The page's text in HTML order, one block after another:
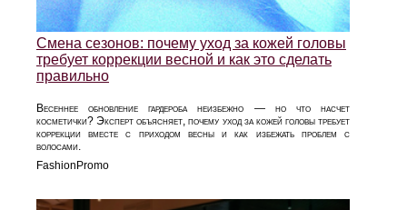
Смена сезонов: почему уход за кожей головы
требует коррекции весной и как это сделать
правильно
Весеннее обновление гардероба неизбежно — но что насчет
косметички? Эксперт объясняет, почему уход за кожей головы требует
коррекции вместе с приходом весны и как избежать проблем с
волосами.
FashionPromo